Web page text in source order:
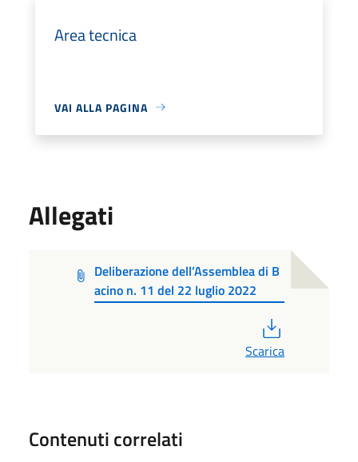
Area tecnica
VAI ALLA PAGINA
Allegati
Deliberazione dell’Assemblea di B
acino n. 11 del 22 luglio 2022
Scarica
Contenuti correlati